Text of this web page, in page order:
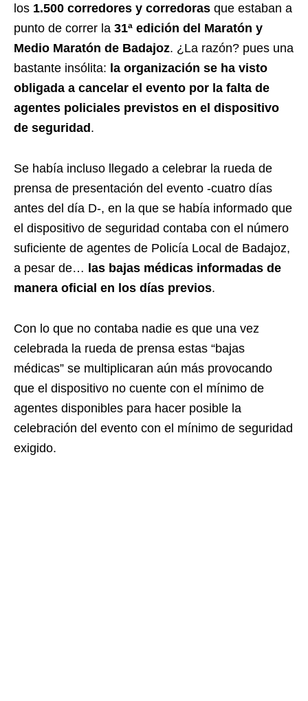
los 1.500 corredores y corredoras que estaban a
punto de correr la 31ª edición del Maratón y
Medio Maratón de Badajoz. ¿La razón? pues una
bastante insólita: la organización se ha visto
obligada a cancelar el evento por la falta de
agentes policiales previstos en el dispositivo
de seguridad.
Se había incluso llegado a celebrar la rueda de
prensa de presentación del evento -cuatro días
antes del día D-, en la que se había informado que
el dispositivo de seguridad contaba con el número
suficiente de agentes de Policía Local de Badajoz,
a pesar de… las bajas médicas informadas de
manera oficial en los días previos.
Con lo que no contaba nadie es que una vez
celebrada la rueda de prensa estas “bajas
médicas” se multiplicaran aún más provocando
que el dispositivo no cuente con el mínimo de
agentes disponibles para hacer posible la
celebración del evento con el mínimo de seguridad
exigido.